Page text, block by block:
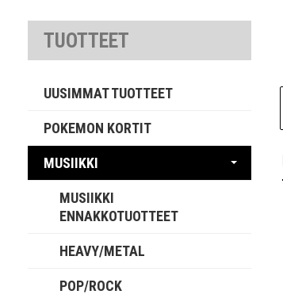
TUOTTEET
UUSIMMAT TUOTTEET
POKEMON KORTIT
MUSIIKKI
MUSIIKKI
ENNAKKOTUOTTEET
HEAVY/METAL
POP/ROCK